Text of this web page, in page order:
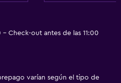
Check-out antes de las 11:00
varían según el tipo de